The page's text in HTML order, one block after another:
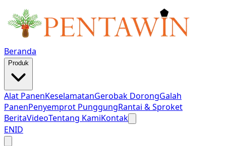
Beranda
Produk
Alat PanenKeselamatanGerobak DorongGalah
PanenPenyemprot PunggungRantai & Sproket
BeritaVideoTentang KamiKontak
ENID